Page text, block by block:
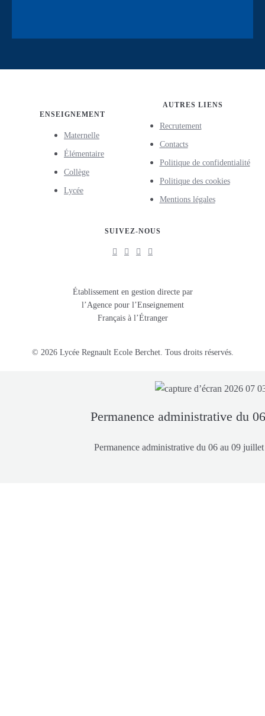
Établissement en gestion directe par
l’Agence pour l’Enseignement
Français à l’Étranger
ENSEIGNEMENT
Maternelle
Élémentaire
Collège
Lycée
AUTRES LIENS
Recrutement
Contacts
Politique de confidentialité
Politique des cookies
Mentions légales
SUIVEZ-NOUS
© 2026 Lycée Regnault Ecole Berchet. Tous droits réservés.
Permanence administrative du
Permanence administrative du 06 au 09